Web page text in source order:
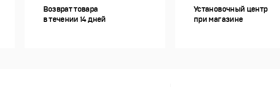
Возврат товара
в течении 14 дней
Установочный центр
при магазине